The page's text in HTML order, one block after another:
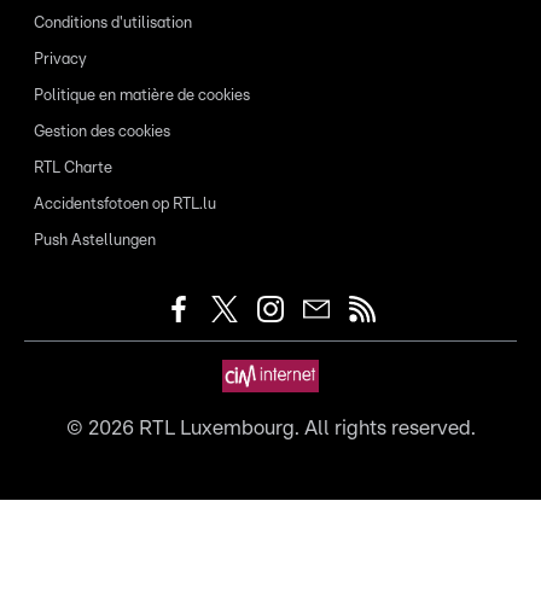
Conditions d'utilisation
Privacy
Politique en matière de cookies
Gestion des cookies
RTL Charte
Accidentsfotoen op RTL.lu
Push Astellungen
© 2026RTL Luxembourg. All rights reserved.